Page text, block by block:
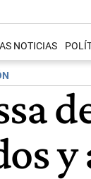
NOTICIAS